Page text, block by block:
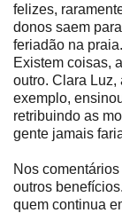
felizes,
donos saem
feriadão na
Existem coisas,
outro. Clara Luz,
exemplo,
retribuindo as
gente jamais
Nos
outros
quem continua